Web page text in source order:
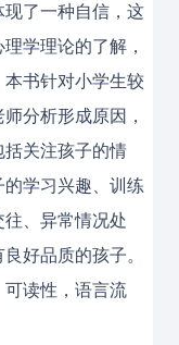
了一种自信，这
学理论的了解，
书针对小学生较
分析形成原因，
关注孩子的情
学习兴趣、训练
、异常情况处
好品质的孩子。
读性，语言流